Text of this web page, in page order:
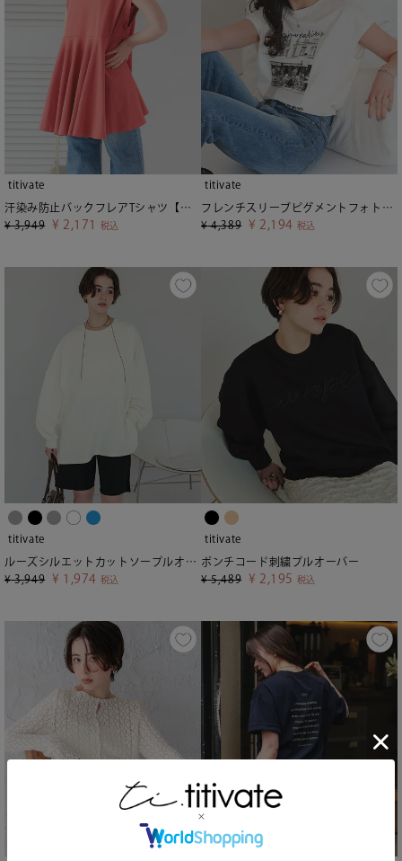
titivate
汗染み防止バックフレアTシャツ【メール便可／100】
¥ 3,949 ¥ 2,171 税込
titivate
フレンチスリーブピグメントフォトプリントTシャツ【メール便可／80】
¥ 4,389 ¥ 2,194 税込
titivate
ルーズシルエットカットソープルオーバー
¥ 3,949 ¥ 1,974 税込
titivate
ポンチコード刺繍プルオーバー
¥ 5,489 ¥ 2,195 税込